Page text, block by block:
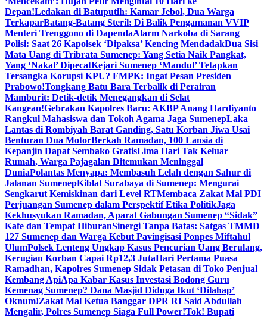
Depan!Ledakan di Batuputih: Kamar Jebol, Dua Warga
TerkaparBatang-Batang Steril: Di Balik Pengamanan VVIP
Menteri Trenggono di DapendaAlarm Narkoba di Sarang
Polisi: Saat 26 Kapolsek ‘Dipaksa’ Kencing MendadakDua Sisi
Mata Uang di Tribrata Sumenep: Yang Setia Naik Pangkat,
Yang ‘Nakal’ DipecatKejari Sumenep ‘Mandul’ Tetapkan
Tersangka Korupsi KPU? FMPK: Ingat Pesan Presiden
Prabowo!Tongkang Batu Bara Terbalik di Perairan
Mamburit: Detik-detik Menegangkan di Selat
Kangean!Gebrakan Kapolres Baru: AKBP Anang Hardiyanto
Rangkul Mahasiswa dan Tokoh Agama Jaga SumenepLaka
Lantas di Rombiyah Barat Ganding, Satu Korban Jiwa Usai
Benturan Dua MotorBerkah Ramadan, 100 Lansia di
Kepanjin Dapat Sembako GratisLima Hari Tak Keluar
Rumah, Warga Pajagalan Ditemukan Meninggal
DuniaPolantas Menyapa: Membasuh Lelah dengan Sahur di
Jalanan SumenepKiblat Surabaya di Sumenep: Mengurai
Sengkarut Kemiskinan dari Level RTMembaca Zakat Mal PDI
Perjuangan Sumenep dalam Perspektif Etika PolitikJaga
Kekhusyukan Ramadan, Aparat Gabungan Sumenep “Sidak”
Kafe dan Tempat HiburanSinergi Tanpa Batas: Satgas TMMD
127 Sumenep dan Warga Kebut Pavingisasi Ponpes Miftahul
UlumPolsek Lenteng Ungkap Kasus Pencurian Uang Berulang,
Kerugian Korban Capai Rp12,3 JutaHari Pertama Puasa
Ramadhan, Kapolres Sumenep Sidak Petasan di Toko Penjual
Kembang ApiApa Kabar Kasus Investasi Bodong Guru
Kemenag Sumenep? Dana Masjid Diduga Ikut ‘Dilahap’
Oknum!Zakat Mal Ketua Banggar DPR RI Said Abdullah
Mengalir, Polres Sumenep Siaga Full Power!Tok! Bupati